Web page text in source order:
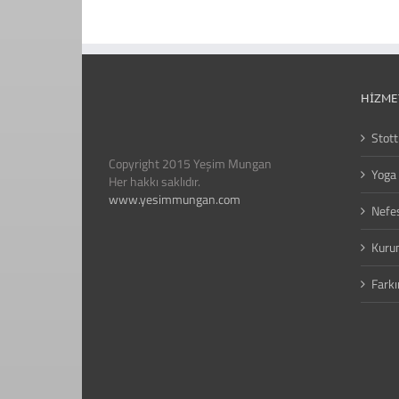
Copyright 2015 Yeşim Mungan
Her hakkı saklıdır.
www.yesimmungan.com
Stott